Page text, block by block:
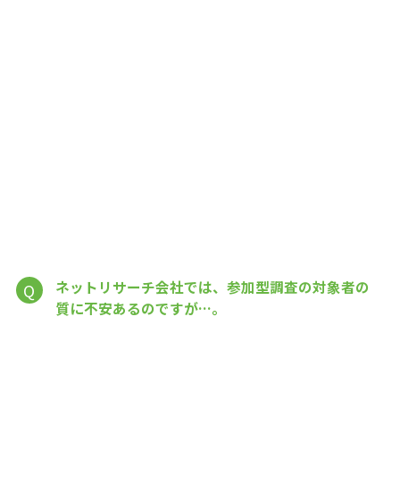
Q
ネットリサーチ会社では、参加型調査の対象者の
質に不安あるのですが…。